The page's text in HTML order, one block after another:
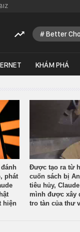
Better
KHÁM PHÁ
phát
hiện
Được tạo ra từ
cuốn sách bị
tiêu hủy,
mình được xây
tro tàn của thư